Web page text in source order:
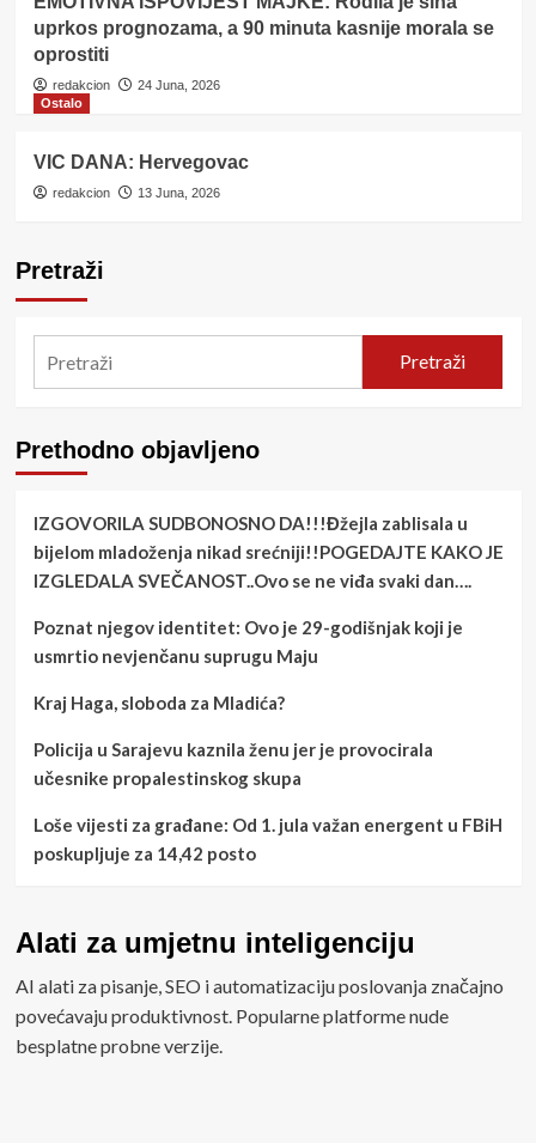
uprkos prognozama, a 90 minuta kasnije morala se
oprostiti
redakcion
24 Juna, 2026
Ostalo
VIC DANA: Hervegovac
redakcion 13 Juna, 2026
Pretraži
Pretraži
Prethodno objavljeno
IZGOVORILA SUDBONOSNO DA!!!Đžejla zablisala u
bijelom mladoženja nikad srećniji!!POGEDAJTE KAKO JE
IZGLEDALA SVEČANOST..Ovo se ne viđa svaki dan….
Poznat njegov identitet: Ovo je 29-godišnjak koji je
usmrtio nevjenčanu suprugu Maju
Kraj Haga, sloboda za Mladića?
Policija u Sarajevu kaznila ženu jer je provocirala
učesnike propalestinskog skupa
Loše vijesti za građane: Od 1. jula važan energent u FBiH
poskupljuje za 14,42 posto
Alati za umjetnu inteligenciju
AI alati za pisanje, SEO i automatizaciju poslovanja značajno
povećavaju produktivnost. Popularne platforme nude
besplatne probne verzije.